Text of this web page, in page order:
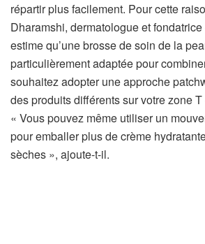
répartir plus facilement. Pour cette
Dharamshi, dermatologue et
estime qu’une brosse de soin de la
particulièrement adaptée pour
souhaitez adopter une approche
des produits différents sur votre zone
« Vous pouvez même utiliser un
pour emballer plus de crème
sèches », ajoute-t-il.